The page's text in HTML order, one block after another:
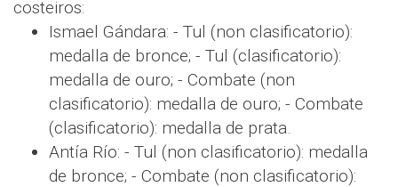
costeiros:
Ismael Gándara: - Tul (non clasificatorio):
medalla de bronce; - Tul (clasificatorio):
medalla de ouro; - Combate (non
clasificatorio): medalla de ouro; - Combate
(clasificatorio): medalla de prata.
Antía Río: - Tul (non clasificatorio): medalla
de bronce; - Combate (non clasificatorio):